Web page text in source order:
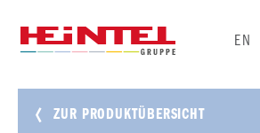
EN
ZUR PRODUKTÜBERSICHT